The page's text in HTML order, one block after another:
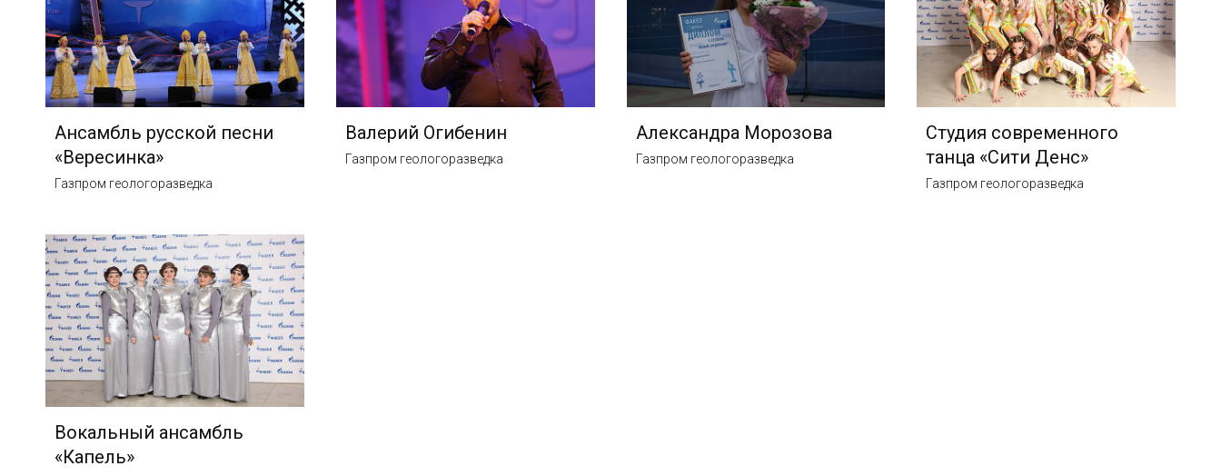
Ансамбль русской песни
«Вересинка»
Газпром геологоразведка
Валерий Огибенин
Газпром геологоразведка
Александра Морозова
Газпром геологоразведка
Студия современного
танца «Сити Денс»
Газпром геологоразведка
Вокальный ансамбль
«Капель»